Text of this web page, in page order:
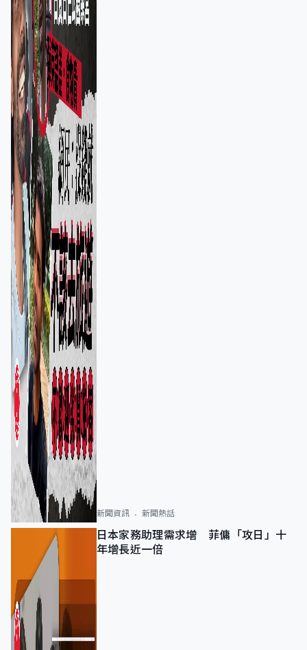
新聞資訊 新聞熱話
日本家務助理需求增 菲傭「攻日」十
年增長近一倍